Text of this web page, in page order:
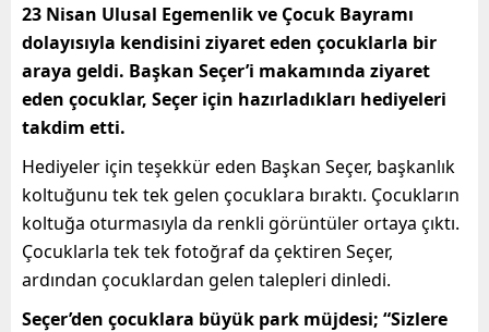
23 Nisan Ulusal Egemenlik ve Çocuk Bayramı
dolayısıyla kendisini ziyaret eden çocuklarla bir
araya geldi. Başkan Seçer’i makamında ziyaret
eden çocuklar, Seçer için hazırladıkları hediyeleri
takdim etti.
Hediyeler için teşekkür eden Başkan Seçer, başkanlık
koltuğunu tek tek gelen çocuklara bıraktı. Çocukların
koltuğa oturmasıyla da renkli görüntüler ortaya çıktı.
Çocuklarla tek tek fotoğraf da çektiren Seçer,
ardından çocuklardan gelen talepleri dinledi.
Seçer’den çocuklara büyük park müjdesi; “Sizlere